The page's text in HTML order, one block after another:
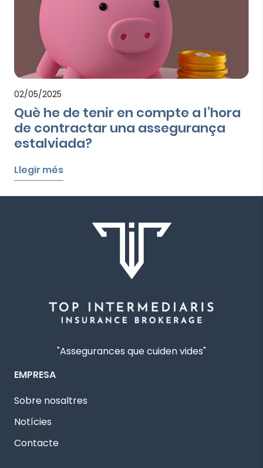
02/05/2025
Què he de tenir en compte a l’hora
de contractar una assegurança
estalviada?
Llegir més
"Assegurances que cuiden vides"
EMPRESA
Sobre nosaltres
Notícies
Contacte